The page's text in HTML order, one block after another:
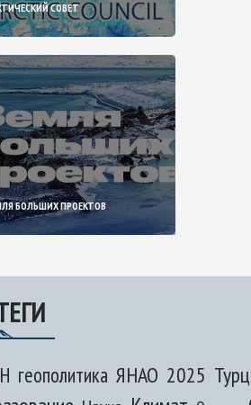
СОВЕТ
БОЛЬШИХ ПРОЕКТОВ
геополитика ЯНАО 2025